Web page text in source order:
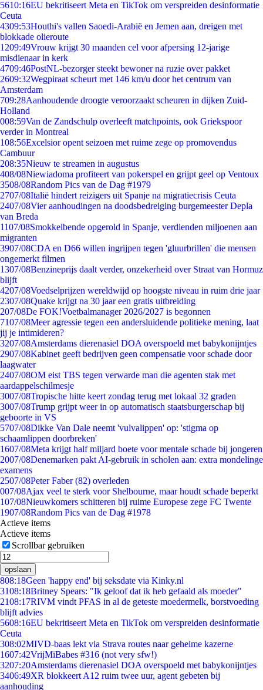
5610:16EU bekritiseert Meta en TikTok om verspreiden desinformatie
Ceuta
4309:53Houthi's vallen Saoedi-Arabië en Jemen aan, dreigen met
blokkade olieroute
1209:49Vrouw krijgt 30 maanden cel voor afpersing 12-jarige
misdienaar in kerk
4709:46PostNL-bezorger steekt bewoner na ruzie over pakket
2609:32Wegpiraat scheurt met 146 km/u door het centrum van
Amsterdam
709:28Aanhoudende droogte veroorzaakt scheuren in dijken Zuid-
Holland
008:59Van de Zandschulp overleeft matchpoints, ook Griekspoor
verder in Montreal
108:56Excelsior opent seizoen met ruime zege op promovendus
Cambuur
208:35Nieuw te streamen in augustus
408/08Niewiadoma profiteert van pokerspel en grijpt geel op Ventoux
3508/08Random Pics van de Dag #1979
2707/08Italië hindert reizigers uit Spanje na migratiecrisis Ceuta
2407/08Vier aanhoudingen na doodsbedreiging burgemeester Depla
van Breda
1107/08Smokkelbende opgerold in Spanje, verdienden miljoenen aan
migranten
3907/08CDA en D66 willen ingrijpen tegen 'gluurbrillen' die mensen
ongemerkt filmen
1307/08Benzineprijs daalt verder, onzekerheid over Straat van Hormuz
blijft
4207/08Voedselprijzen wereldwijd op hoogste niveau in ruim drie jaar
2307/08Quake krijgt na 30 jaar een gratis uitbreiding
207/08De FOK!Voetbalmanager 2026/2027 is begonnen
7107/08Meer agressie tegen een andersluidende politieke mening, laat
jij je intimideren?
3207/08Amsterdams dierenasiel DOA overspoeld met babykonijntjes
2907/08Kabinet geeft bedrijven geen compensatie voor schade door
laagwater
2407/08OM eist TBS tegen verwarde man die agenten stak met
aardappelschilmesje
3007/08Tropische hitte keert zondag terug met lokaal 32 graden
3007/08Trump grijpt weer in op automatisch staatsburgerschap bij
geboorte in VS
5707/08Dikke Van Dale neemt 'vulvalippen' op: 'stigma op
schaamlippen doorbreken'
1607/08Meta krijgt half miljard boete voor mentale schade bij jongeren
2007/08Denemarken pakt AI-gebruik in scholen aan: extra mondelinge
examens
2507/08Peter Faber (82) overleden
007/08Ajax veel te sterk voor Shelbourne, maar houdt schade beperkt
107/08Nieuwkomers schitteren bij ruime Europese zege FC Twente
1907/08Random Pics van de Dag #1978
Actieve items
Actieve items
Scrollbar gebruiken
opslaan
808:18Geen 'happy end' bij seksdate via Kinky.nl
3108:18Britney Spears: "Ik geloof dat ik heb gefaald als moeder"
2108:17RIVM vindt PFAS in al de geteste moedermelk, borstvoeding
blijft advies
5608:16EU bekritiseert Meta en TikTok om verspreiden desinformatie
Ceuta
308:02MIVD-baas lekt via Strava routes naar geheime kazerne
1607:42VrijMiBabes #316 (not very sfw!)
3207:20Amsterdams dierenasiel DOA overspoeld met babykonijntjes
3406:49XR blokkeert A12 ruim twee uur, agent gebeten bij
aanhouding